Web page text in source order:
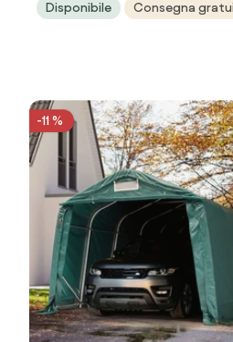
(sottofondo in cemento) -
Disponibile
Consegna
-11 %